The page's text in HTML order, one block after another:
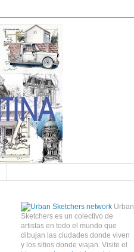
Urban
Sketchers es un colectivo de
artistas en todo el mundo que
dibujan las ciudades donde viven
y los sitios donde viajan. Visite el